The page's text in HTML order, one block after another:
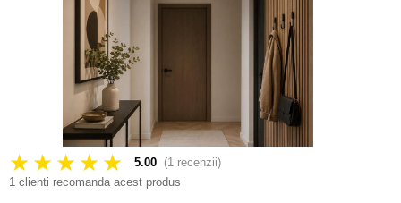
★★★★★ 5.00 (1 recenzii)
1 clienti recomanda acest produs